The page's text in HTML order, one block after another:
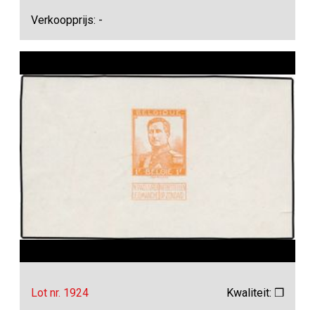
Verkoopprijs: -
Lot nr. 1924 Kwaliteit: ❒